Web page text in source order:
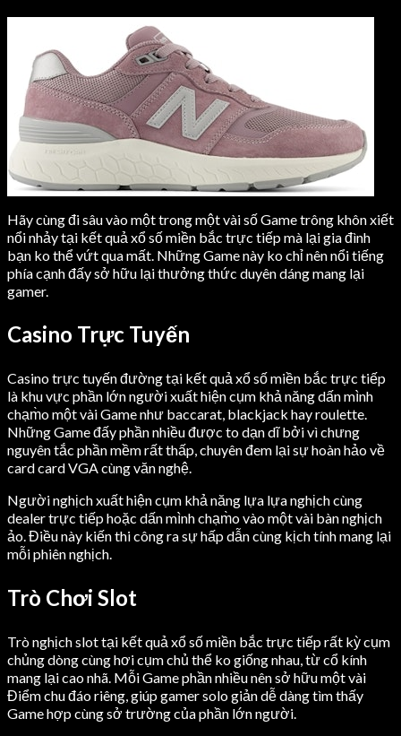
Hãy cùng đi sâu vào một trong một vài số Game trông khôn xiết
nổi nhảy tại kết quả xổ số miền bắc trực tiếp mà lại gia đình
bạn ko thể vứt qua mất. Những Game này ko chỉ nên nổi tiếng
phía cạnh đấy sở hữu lại thưởng thức duyên dáng mang lại
gamer.
Casino Trực Tuyến
Casino trực tuyến đường tại kết quả xổ số miền bắc trực tiếp
là khu vực phần lớn người xuất hiện cụm khả năng dấn mình
chạm̀o một vài Game như baccarat, blackjack hay roulette.
Những Game đấy phần nhiều được to dạn dĩ bởi vì chưng
nguyên tắc phần mềm rất thấp, chuyên đem lại sự hoàn hảo về
card card VGA cùng văn nghệ.
Người nghịch xuất hiện cụm khả năng lựa lựa nghịch cùng
dealer trực tiếp hoặc dấn mình chạm̀o vào một vài bàn nghịch
ảo. Điều này kiến thi công ra sự hấp dẫn cùng kịch tính mang lại
mỗi phiên nghịch.
Trò Chơi Slot
Trò nghịch slot tại kết quả xổ số miền bắc trực tiếp rất kỳ cụm
chủng dòng cùng hơi cụm chủ thể ko giống nhau, từ cổ kính
mang lại cao nhã. Mỗi Game phần nhiều nên sở hữu một vài
Điểm chu đáo riêng, giúp gamer solo giản dễ dàng tìm thấy
Game hợp cùng sở trường của phần lớn người.